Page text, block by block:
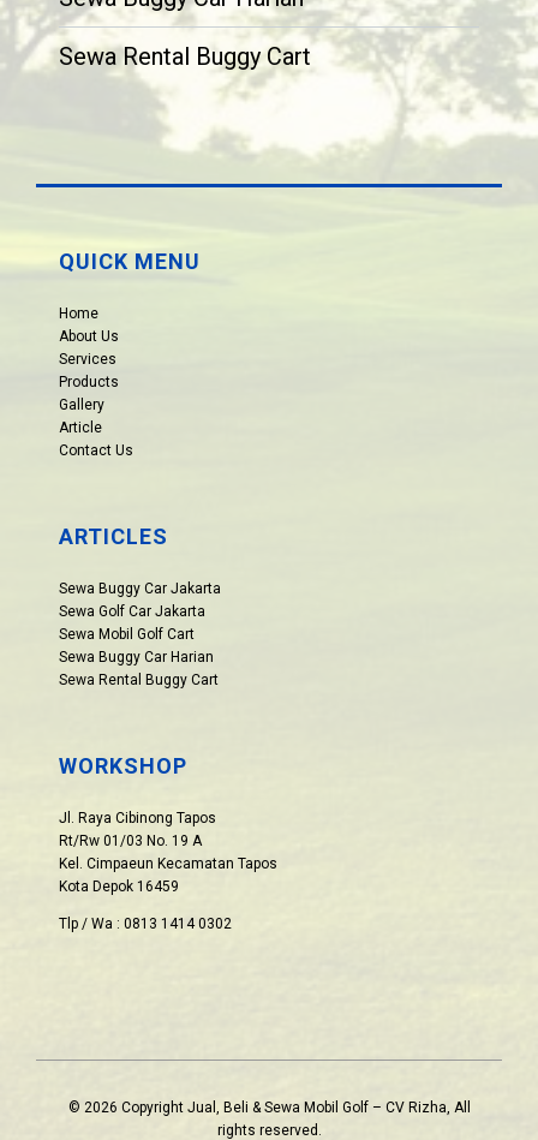
Sewa Rental Buggy Cart
QUICK MENU
Home
About Us
Services
Products
Gallery
Article
Contact Us
ARTICLES
Sewa Buggy Car Jakarta
Sewa Golf Car Jakarta
Sewa Mobil Golf Cart
Sewa Buggy Car Harian
Sewa Rental Buggy Cart
WORKSHOP
Jl. Raya Cibinong Tapos
Rt/Rw 01/03 No. 19 A
Kel. Cimpaeun Kecamatan Tapos
Kota Depok 16459
Tlp / Wa : 0813 1414 0302
© 2026 Copyright Jual, Beli & Sewa Mobil Golf – CV Rizha, All
rights reserved.